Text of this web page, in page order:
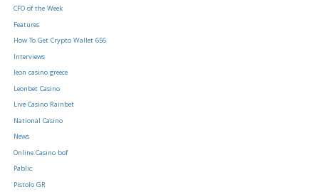
CFO of the Week
Features
How To Get Crypto Wallet 656
Interviews
leon casino greece
Leonbet Casino
Live Casino Rainbet
National Casino
News
Online Casino bof
Pablic
Pistolo GR